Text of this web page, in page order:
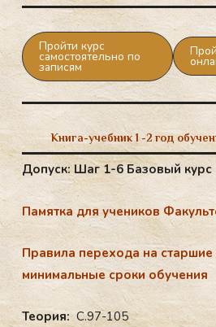
Пройти курс
самостоятельно по
записям
Книга-учебник 1 -2 год
До­пуск: Шаг 1-6 Базовый курс
Па­мят­ка для уче­ников
Правила перехода на старшие
минимальные сроки обучения
Теория:С.97-105